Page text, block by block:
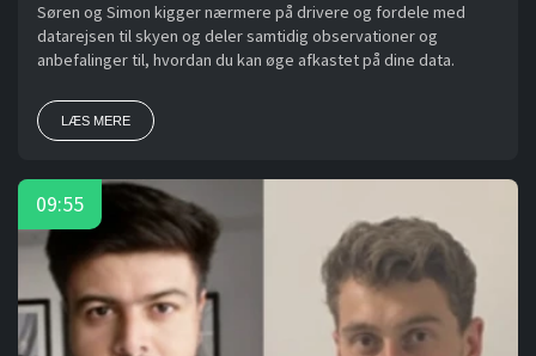
Søren og Simon kigger nærmere på drivere og fordele med
datarejsen til skyen og deler samtidig observationer og
anbefalinger til, hvordan du kan øge afkastet på dine data.
LÆS MERE
09:55